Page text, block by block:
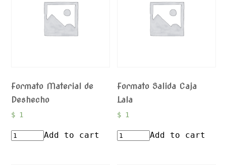
Formato Material de
Deshecho
$1
Add to cart
Formato Salida Caja
Lala
$ 1
Add to cart